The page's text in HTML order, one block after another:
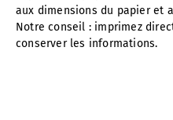
aux dimensions du papier et
Notre conseil : imprimez
conserver les informations.